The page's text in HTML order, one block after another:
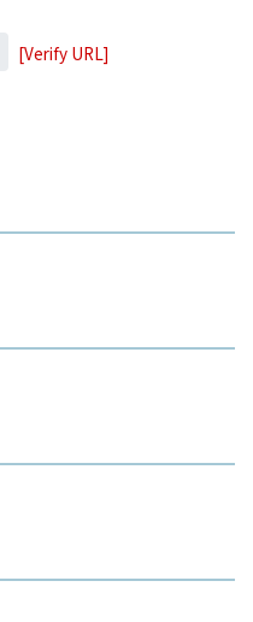
[Verify URL]